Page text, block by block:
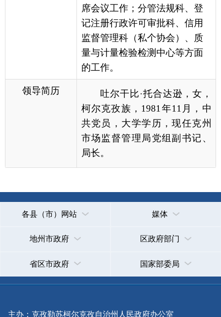
共党员，大学学历，现任克州
市场监督管理局党组副书记、
局长。
区政府部门
国家部委局
主办：克孜勒苏柯尔克孜自治州人民政府办公室
新公网安备65300102000007号 新ICP备2022000247号